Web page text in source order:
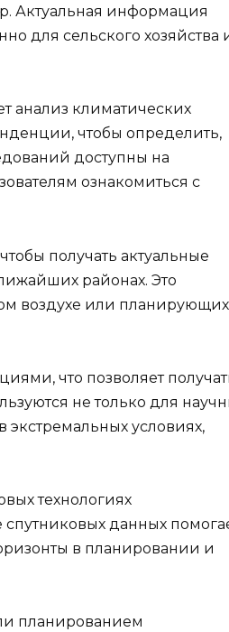
Актуальная информация
для сельского хозяйства
анализ климатических
чтобы определить,
доступны на
ознакомиться с
получать актуальные
районах. Это
воздухе или планирующих
что позволяет
не только для
экстремальных условиях,
технологиях
данных
в планировании и
планированием